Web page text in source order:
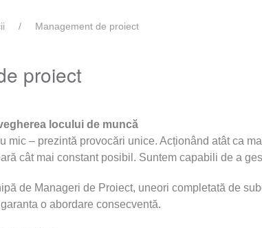
Management de proiect
proiect
locului de muncă
mic – prezintă provocări unice. Acționând atât ca
cât mai constant posibil. Suntem capabili de a
de Manageri de Proiect, uneori completată de
o abordare consecventă.